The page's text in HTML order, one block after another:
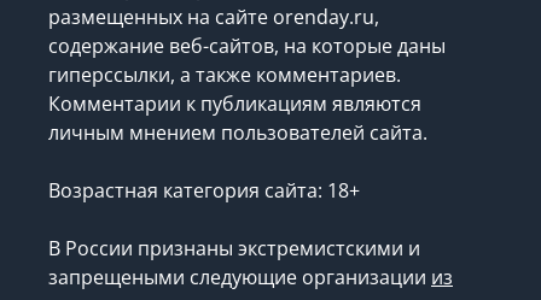
размещенных на сайте orenday.ru,
содержание веб-сайтов, на которые даны
гиперссылки, а также комментариев.
Комментарии к публикациям являются
личным мнением пользователей сайта.
Возрастная категория сайта: 18+
В России признаны экстремистскими и
запрещеными следующие организации из